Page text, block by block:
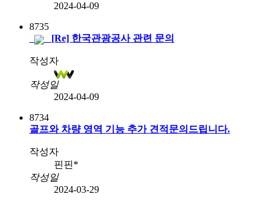
2024-04-09
8735
[Re] 한국관광공사 관련 문의
작성자
작성일
2024-04-09
8734
골프와 차량 영역 기능 추가 견적문의드립니다.
작성자
핀핀*
작성일
2024-03-29